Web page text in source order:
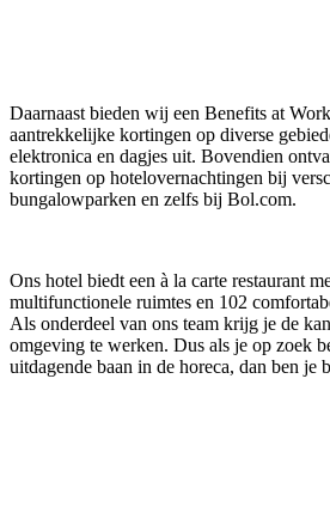
Daarnaast bieden wij een Benefits at
aantrekkelijke kortingen op diverse
elektronica en dagjes uit. Bovendien
kortingen op hotelovernachtingen bij
bungalowparken en zelfs bij Bol.com.
Ons hotel biedt een à la carte restaurant
multifunctionele ruimtes en 102
Als onderdeel van ons team krijg je de
omgeving te werken. Dus als je op zoek
uitdagende baan in de horeca, dan ben je